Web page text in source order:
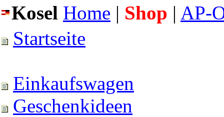
Kosel Home | Shop | AP-
Startseite
Einkaufswagen
Geschenkideen